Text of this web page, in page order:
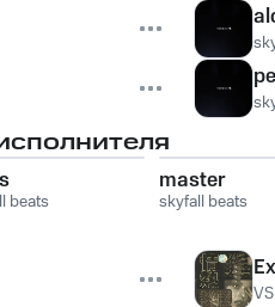
beats
master
skyfall beats